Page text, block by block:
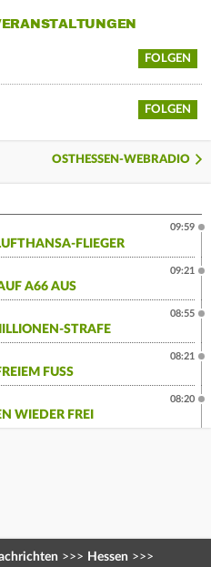
FOLGEN
FOLGEN
OSTHESSEN-WEBRADIO
FLIEGER
09:59
A66 AUS
09:21
STRAFE
08:55
FUSS
08:21
WIEDER FREI
08:20
>>> Hessen >>>